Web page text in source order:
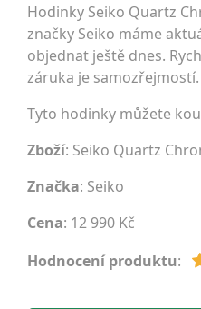
Hodinky Seiko Quartz
značky Seiko máme
objednat ještě dnes.
záruka je samozřejmostí.
Tyto hodinky můžete
Zboží: Seiko Quartz
Značka: Seiko
Cena: 12 990 Kč
Hodnocení produktu: